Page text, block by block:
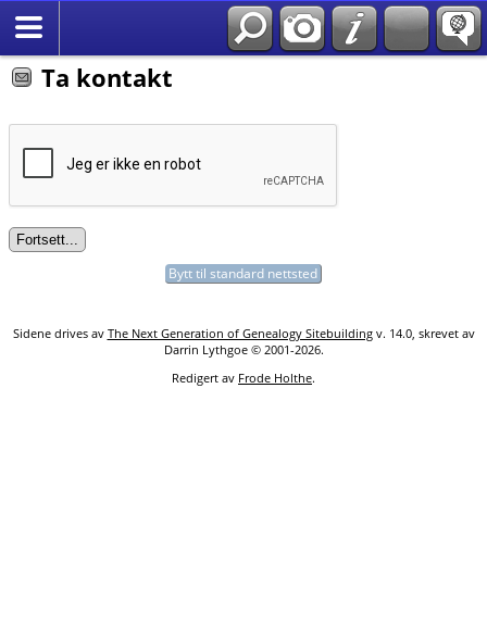
Ta kontakt
Bytt til standard nettsted
Sidene drives av The Next Generation of Genealogy Sitebuildingv. 14.0, skrevet av
Darrin Lythgoe © 2001-2026.
Redigert av Frode Holthe.